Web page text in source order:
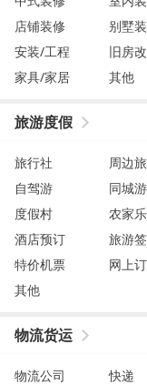
店铺装修
别墅
安装/工程
旧房
家具/家居
其他
旅游度假
旅行社 周边
自驾游
同城游
度假村
农家乐
酒店预订
旅游
特价机票
网上
其他
物流货运
物流公司 快递